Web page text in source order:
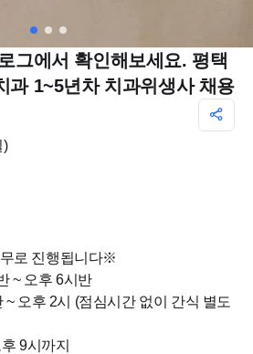
그에서 확인해보세요. 평택
과 1~5년차 치과위생사 채용
)
로 진행됩니다※
~ 오후 6시반
~ 오후 2시 (점심시간 없이 간식 별도
9시까지